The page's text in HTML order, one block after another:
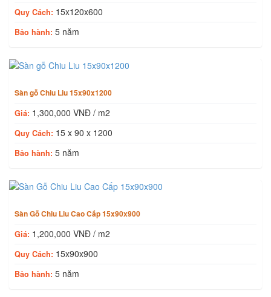
Quy Cách: 15x120x600
Bảo hành: 5 năm
Sàn gỗ Chiu Liu 15x90x1200
Giá: 1,300,000 VNĐ / m2
Quy Cách: 15 x 90 x 1200
Bảo hành: 5 năm
Sàn Gỗ Chiu Liu Cao Cấp 15x90x900
Giá: 1,200,000 VNĐ / m2
Quy Cách: 15x90x900
Bảo hành: 5 năm